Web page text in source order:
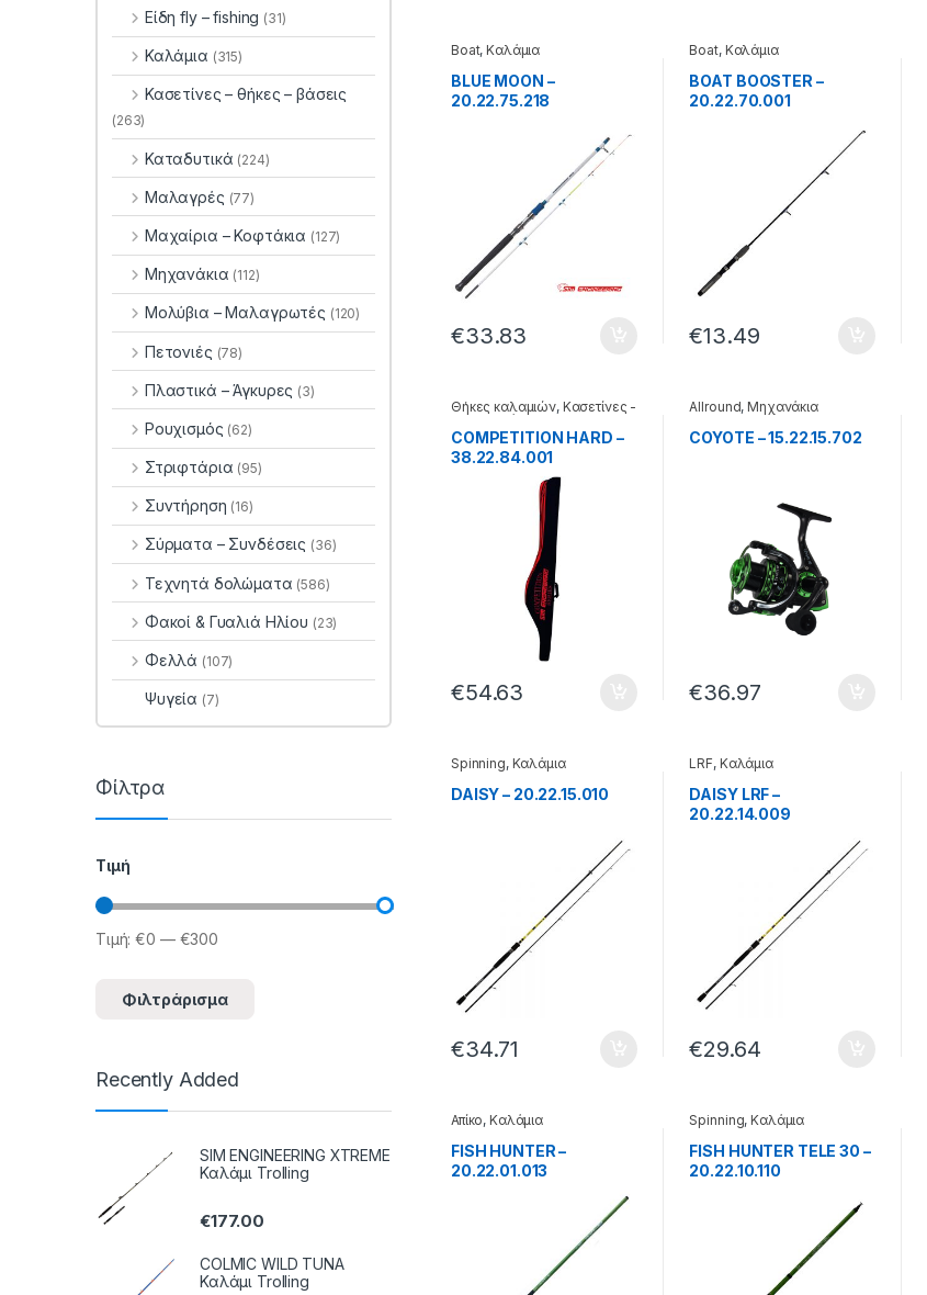
Boat,Καλάμια
BLUE MOON –
20.22.75.218
€33.83
Boat, Καλάμια
BOAT BOOSTER –
20.22.70.001
€13.49
Θήκες καλαμιών, Κασετίνες -
θήκες - βάσεις
COMPETITION HARD –
38.22.84.001
€54.63
Allround,Μηχανάκια
COYOTE – 15.22.15.702
€36.97
Spinning, Καλάμια
DAISY – 20.22.15.010
€34.71
LRF, Καλάμια
DAISY LRF –
20.22.14.009
€29.64
Απίκο,Καλάμια
FISH HUNTER –
20.22.01.013
Spinning,Καλάμια
FISH HUNTER TELE 30 –
20.22.10.110
Είδη fly – fishing (31)
Καλάμια (315)
Κασετίνες – θήκες – βάσεις
(263)
Καταδυτικά (224)
Μαλαγρές (77)
Μαχαίρια – Κοφτάκια (127)
Μηχανάκια (112)
Μολύβια – Μαλαγρωτές (120)
Πετονιές (78)
Πλαστικά – Άγκυρες (3)
Ρουχισμός (62)
Στριφτάρια (95)
Συντήρηση (16)
Σύρματα – Συνδέσεις (36)
Τεχνητά δολώματα (586)
Φακοί & Γυαλιά Ηλίου (23)
Φελλά (107)
Ψυγεία (7)
Φίλτρα
Τιμή
Ελάχιστη τιμή
Μέγιστη τιμή
Φιλτράρισμα
Τιμή:€0 — €300
Recently Added
SIM ENGINEERING XTREME
Καλάμι Trolling
€177.00
COLMIC WILD TUNA
Καλάμι Trolling